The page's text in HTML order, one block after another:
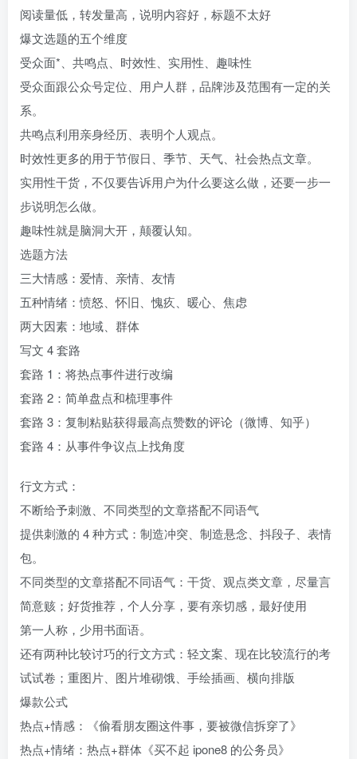
阅读量低，转发量高，说明内容好，标题不太好
爆文选题的五个维度
受众面*、共鸣点、时效性、实用性、趣味性
受众面跟公众号定位、用户人群，品牌涉及范围有一定的关
系。
共鸣点利用亲身经历、表明个人观点。
时效性更多的用于节假日、季节、天气、社会热点文章。
实用性干货，不仅要告诉用户为什么要这么做，还要一步一
步说明怎么做。
趣味性就是脑洞大开，颠覆认知。
选题方法
三大情感：爱情、亲情、友情
五种情绪：愤怒、怀旧、愧疚、暖心、焦虑
两大因素：地域、群体
写文 4 套路
套路 1：将热点事件进行改编
套路 2：简单盘点和梳理事件
套路 3：复制粘贴获得最高点赞数的评论（微博、知乎）
套路 4：从事件争议点上找角度
行文方式：
不断给予刺激、不同类型的文章搭配不同语气
提供刺激的 4 种方式：制造冲突、制造悬念、抖段子、表情
包。
不同类型的文章搭配不同语气：干货、观点类文章，尽量言
简意赅；好货推荐，个人分享，要有亲切感，最好使用
第一人称，少用书面语。
还有两种比较讨巧的行文方式：轻文案、现在比较流行的考
试试卷；重图片、图片堆砌饿、手绘插画、横向排版
爆款公式
热点+情感：《偷看朋友圈这件事，要被微信拆穿了》
热点+情绪：热点+群体《买不起 ipone8 的公务员》